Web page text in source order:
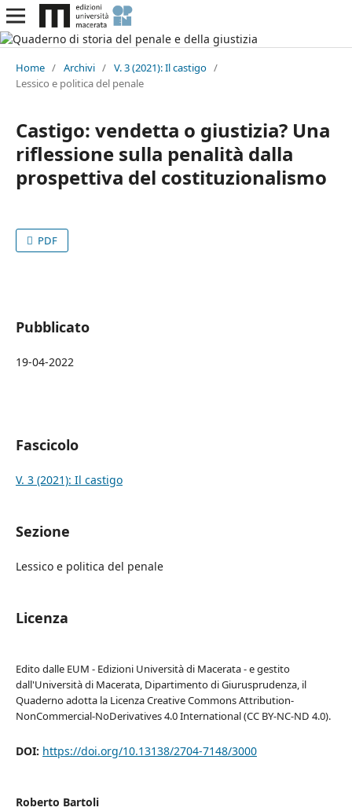
Home / Archivi / V. 3 (2021): Il castigo /
Lessico e politica del penale
Castigo: vendetta o giustizia? Una
riflessione sulla penalità dalla
prospettiva del costituzionalismo
PDF
Pubblicato
19-04-2022
Fascicolo
V. 3 (2021): Il castigo
Sezione
Lessico e politica del penale
Licenza
Edito dalle EUM - Edizioni Università di Macerata - e gestito
dall'Università di Macerata, Dipartimento di Giurusprudenza, il
Quaderno adotta la Licenza Creative Commons Attribution-
NonCommercial-NoDerivatives 4.0 International (CC BY-NC-ND 4.0).
DOI: https://doi.org/10.13138/2704-7148/3000
Roberto Bartoli